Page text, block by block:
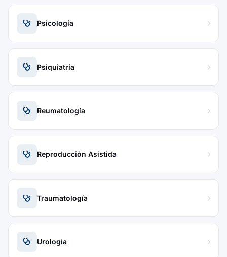
Psicología
Psiquiatría
Reumatología
Reproducción Asistida
Traumatología
Urología